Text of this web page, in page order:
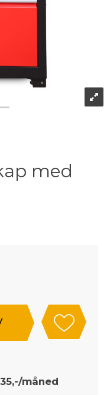
med
måned